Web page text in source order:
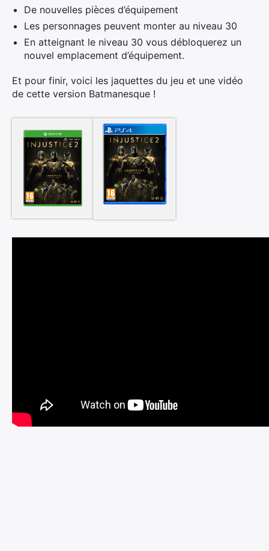
De nouvelles pièces d’équipement
Les personnages peuvent monter au niveau 30
En atteignant le niveau 30 vous débloquerez un
nouvel emplacement d’équipement.
Et pour finir, voici les jaquettes du jeu et une vidéo
de cette version Batmanesque !